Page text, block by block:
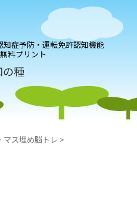
症予防・運転免許認知機能
料プリント
マス埋め脳トレ >